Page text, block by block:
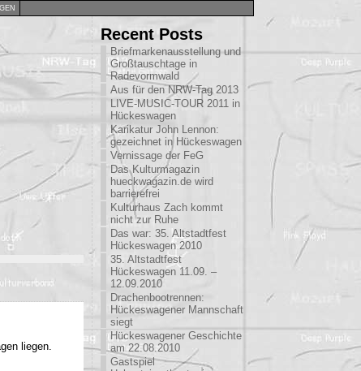
liegen.
Recent Posts
Briefmarkenausstellung und
Großtauschtage in
Radevormwald
Aus für den NRW-Tag 2013
LIVE-MUSIC-TOUR 2011 in
Hückeswagen
Karikatur John Lennon:
gezeichnet in Hückeswagen
Vernissage der FeG
Das Kulturmagazin
hueckwagazin.de wird
barrierefrei
Kulturhaus Zach kommt
nicht zur Ruhe
Das war: 35. Altstadtfest
Hückeswagen 2010
35. Altstadtfest
Hückeswagen 11.09. –
12.09.2010
Drachenbootrennen:
Hückeswagener Mannschaft
siegt
Hückeswagener Geschichte
am 22.08.2010
Gastspiel